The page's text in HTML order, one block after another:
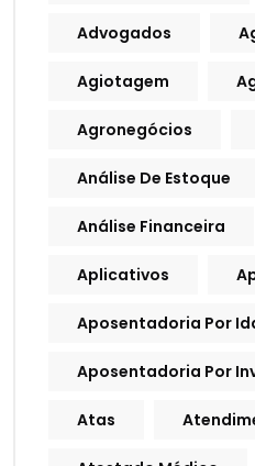
Advogados
Agiotagem
Agronegócios
Análise De Estoque
Análise Financeira
Aplicativos
Aposentadoria Por
Aposentadoria Por
Atas